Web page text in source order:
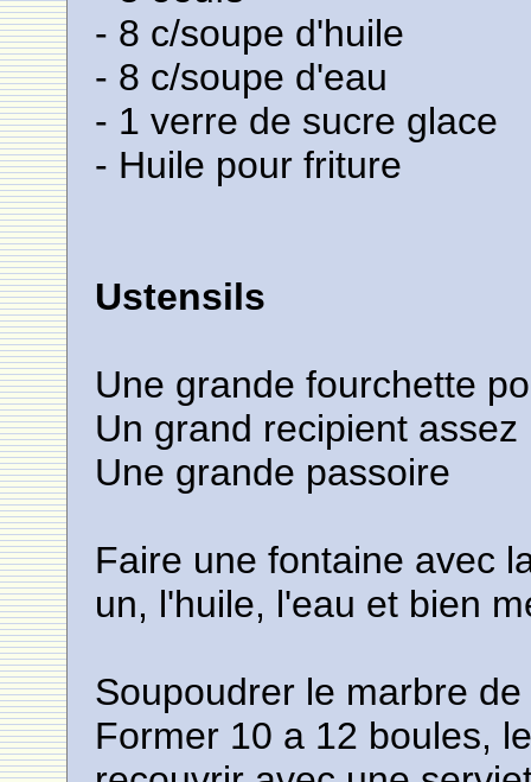
- 8 c/soupe d'huile
- 8 c/soupe d'eau
- 1 verre de sucre glace
- Huile pour friture
Ustensils
Une grande fourchette
Un grand recipient assez
Une grande passoire
Faire une fontaine avec
un, l'huile, l'eau et bien
Soupoudrer le marbre
Former 10 a 12 boules,